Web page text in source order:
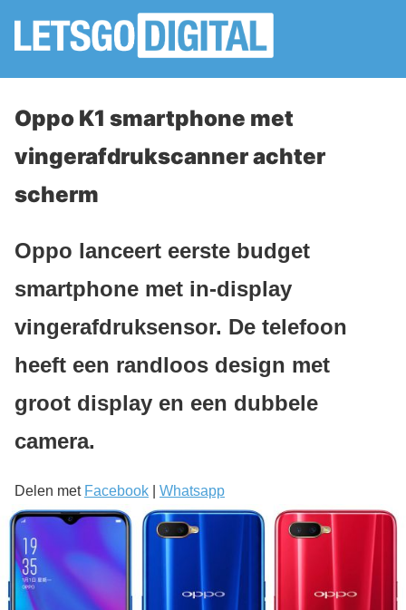
Oppo K1 smartphone met
vingerafdrukscanner achter
scherm
Oppo lanceert eerste budget
smartphone met in-display
vingerafdruksensor. De telefoon
heeft een randloos design met
groot display en een dubbele
camera.
Delen met Facebook Whatsapp